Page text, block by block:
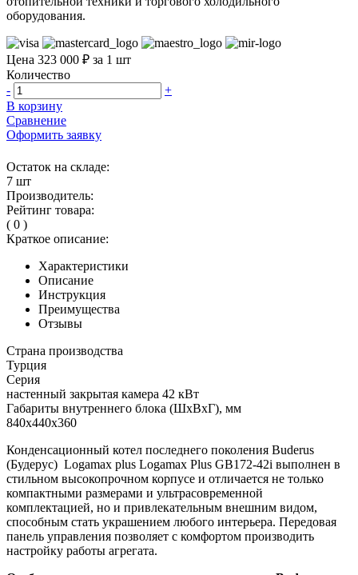
оборудования.
Цена 323 000 ₽ за 1 шт
Количество
-
+
В корзину
Сравнение
Оформить заявку
Остаток на складе:
7 шт
Производитель:
Рейтинг товара:
( 0 )
Краткое описание:
Характеристики
Описание
Инструкция
Преимущества
Отзывы
Страна производства
Турция
Серия
настенный закрытая камера 42 кВт
Габариты внутреннего блока (ШхВхГ), мм
840x440x360
Конденсационный котел последнего поколения Buderus
(Будерус) Logamax plus Logamax Plus GB172-42i выполнен в
стильном высокопрочном корпусе и отличается не только
компактными размерами и ультрасовременной
комплектацией, но и привлекательным внешним видом,
способным стать украшением любого интерьера. Передовая
панель управления позволяет с комфортом производить
настройку работы агрегата.